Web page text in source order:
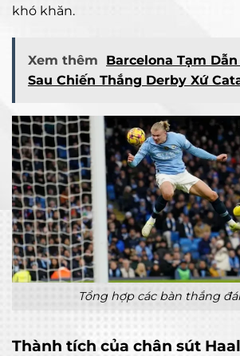
khó khăn.
Xem thêm
Barcelona Tạm
Sau Chiến Thắng Derby Xứ
Tổng hợp các bàn thắng
Thành tích của chân sút